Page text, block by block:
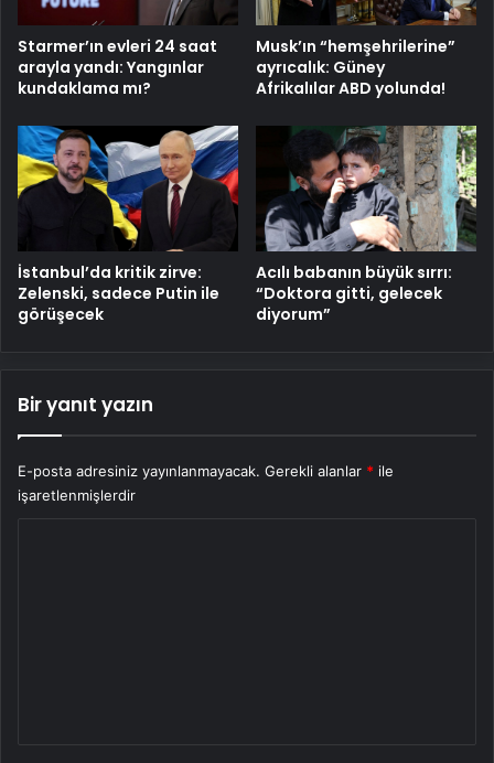
Starmer’ın evleri 24 saat
arayla yandı: Yangınlar
kundaklama mı?
Musk’ın “hemşehrilerine”
ayrıcalık: Güney
Afrikalılar ABD yolunda!
İstanbul’da kritik zirve:
Zelenski, sadece Putin ile
görüşecek
Acılı babanın büyük sırrı:
“Doktora gitti, gelecek
diyorum”
Bir yanıt yazın
E-posta adresiniz yayınlanmayacak. Gerekli alanlar * ile
işaretlenmişlerdir